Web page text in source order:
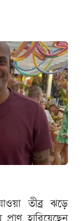
তীব্র ঝড়ে